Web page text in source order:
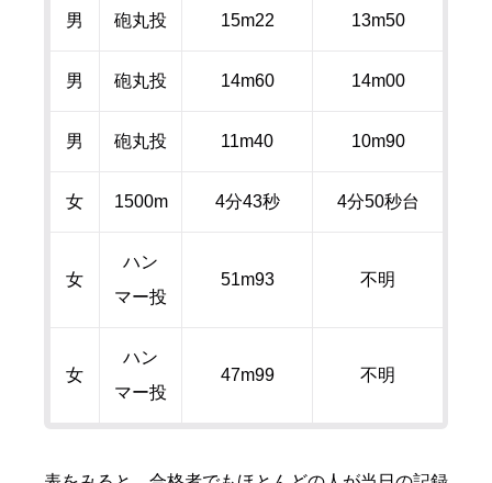
男 砲丸投 15m22 13m50
男 砲丸投 14m60 14m00
男 砲丸投 11m40 10m90
女 1500m 4分43秒 4分50秒台
女
ハン
マー投
51m93 不明
女
ハン
マー投
47m99 不明